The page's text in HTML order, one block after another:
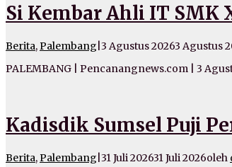
Si Kembar Ahli IT SMK
Berita,Palembang 3 Agustus 20263 Agustus
PALEMBANG | Pencanangnews.com | 3
Kadisdik Sumsel Puji
Berita,Palembang 31 Juli 202631 Juli 2026oleh